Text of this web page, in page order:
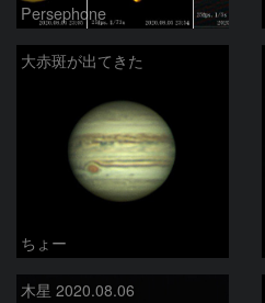
Persephone
大赤斑が出てきた
ちょー
木星 2020.08.06